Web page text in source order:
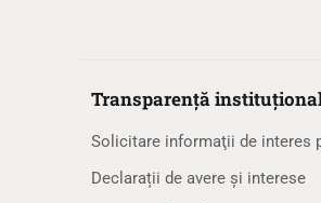
Transparență
Solicitare informaţii de interes
Declarații de avere și interese